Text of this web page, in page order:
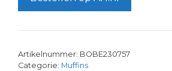
Artikelnummer: BOBE230757
Categorie: Muffins